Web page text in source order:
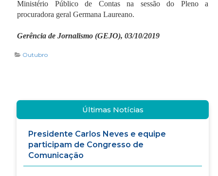
Ministério Público de Contas na sessão do Pleno a
procuradora geral Germana Laureano.
Gerência de Jornalismo (GEJO), 03/10/2019
Outubro
Últimas Notícias
Presidente Carlos Neves e equipe
participam de Congresso de
Comunicação